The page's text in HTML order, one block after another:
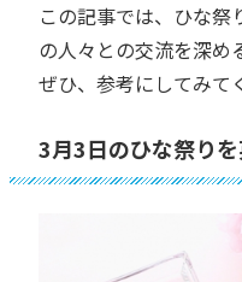
この記事では、ひな
の人々との交流を深め
ぜひ、参考にしてみて
3月3日のひな祭り